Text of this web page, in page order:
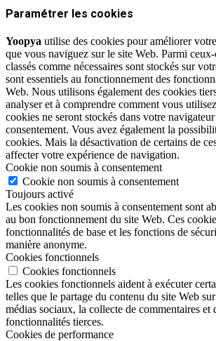
Paramétrer les cookies
Yoopya utilise des cookies pour améliorer
que vous naviguez sur le site Web. Parmi
classés comme nécessaires sont stockés sur
sont essentiels au fonctionnement des
Web. Nous utilisons également des cookies
analyser et à comprendre comment vous
cookies ne seront stockés dans votre
consentement. Vous avez également la
cookies. Mais la désactivation de certains de
affecter votre expérience de navigation.
Cookie non soumis à consentement
Cookie non soumis à consentement
Toujours activé
Les cookies non soumis à consentement sont
au bon fonctionnement du site Web. Ces
fonctionnalités de base et les fonctions de
manière anonyme.
Cookies fonctionnels
Cookies fonctionnels
Les cookies fonctionnels aident à exécuter
telles que le partage du contenu du site Web
médias sociaux, la collecte de commentaires et
fonctionnalités tierces.
Cookies de performance